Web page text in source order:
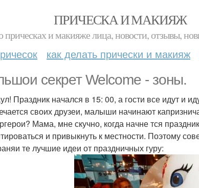
ПРИЧЕСКА И МАКИЯЖ
и макияже лица, новости, отзывы,
как делать прически и макияж
секрет Welcome - зоны.
Праздник начался в 15: 00, а гости все идут и
своих друзеи, малыши начинают
Мама, мне скучно, когда начне тся
и привыкнуть к местности. Поэтому
те лучшие идеи от праздничных гуру: